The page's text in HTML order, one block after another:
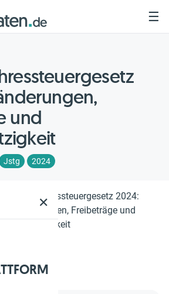
✕
☰
und
Jstg 2024
Zweites Jahressteuergesetz 2024:
Tarifänderungen, Freibeträge und
Gemeinnützigkeit
6 Min.